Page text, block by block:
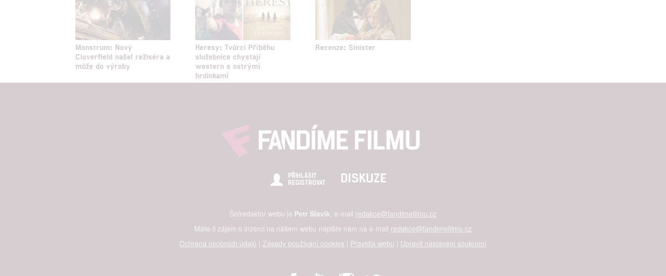
Monstrum: Nový
Cloverfield našel režiséra a
může do výroby
Heresy: Tvůrci Příběhu
služebnice chystají
western s ostrými
hrdinkami
Recenze: Sinister
PŘIHLÁSIT
REGISTROVAT
DISKUZE
Šéfredaktor webu je Petr Slavík , e-mail redakce@fandimefilmu.cz
Máte-li zájem o inzerci na našem webu napište nám na e-mail redakce@fandimefilmu.cz
Ochrana osobních údajů | Zásady používání cookies | Pravidla webu | Upravit nastavení soukromí